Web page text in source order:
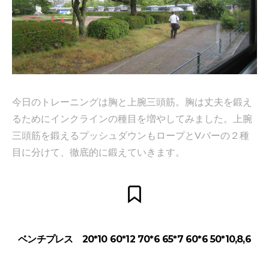
今日のトレーニングは胸と上腕三頭筋。胸は丈夫を鍛え
るためにインクラインの種目を増やしてみました。上腕
三頭筋を鍛えるプッシュダウンもロープとVバーの２種
目に分けて、徹底的に鍛えていきます。
ベンチプレス 20*10 60*12 70*6 65*7 60*6 50*10,8,6